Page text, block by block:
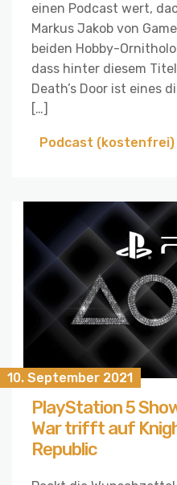
einen Podcast wert,
Markus Jakob von
beiden Hobby-
dass hinter diesem
Death’s Door ist eines
[…]
Podcast (kostenfrei)
10. September 2021
PlayStation 5
War trifft auf
Republic